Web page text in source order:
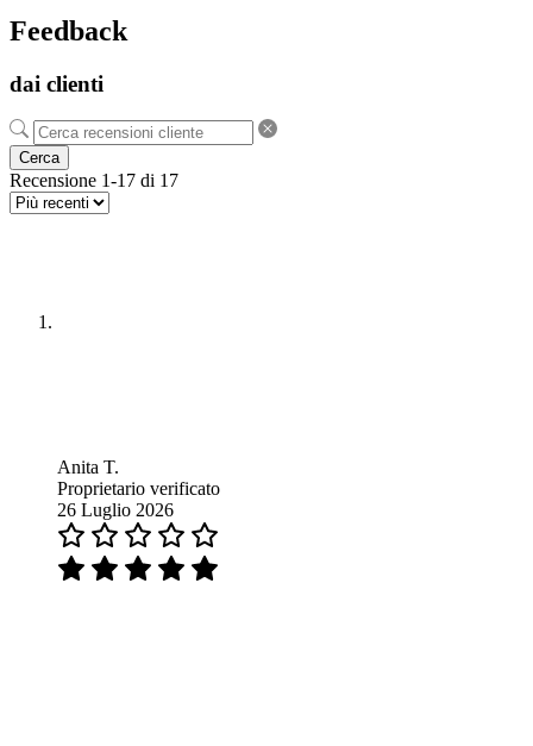
Feedback
dai clienti
Cerca
Recensione 1-17 di 17
Anita T.
Proprietario verificato
26 Luglio 2026